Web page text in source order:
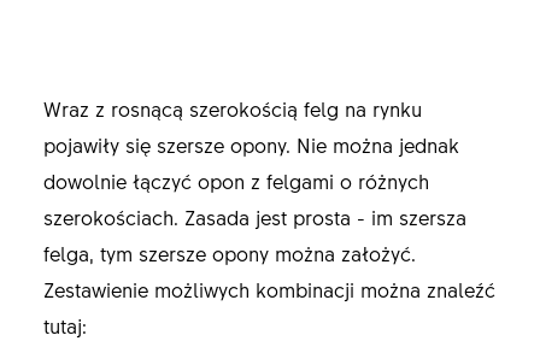
Wraz z rosnącą szerokością felg na rynku
pojawiły się szersze opony. Nie można jednak
dowolnie łączyć opon z felgami o różnych
szerokościach. Zasada jest prosta - im szersza
felga, tym szersze opony można założyć.
Zestawienie możliwych kombinacji można znaleźć
tutaj: